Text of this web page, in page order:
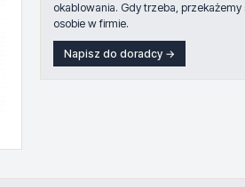
okablowania. Gdy trzeba,
osobie w firmie.
Napisz do doradcy →